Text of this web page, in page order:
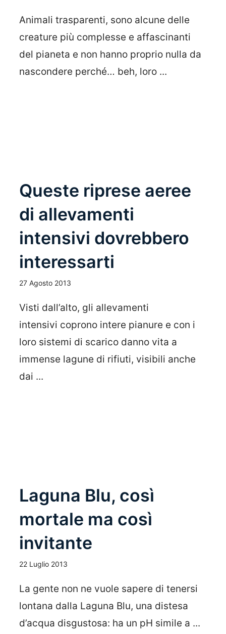
Animali trasparenti, sono alcune delle
creature più complesse e affascinanti
del pianeta e non hanno proprio nulla da
nascondere perché… beh, loro ...
Queste riprese aeree
di allevamenti
intensivi dovrebbero
interessarti
27 Agosto 2013
Visti dall’alto, gli allevamenti
intensivi coprono intere pianure e con i
loro sistemi di scarico danno vita a
immense lagune di rifiuti, visibili anche
dai ...
Laguna Blu, così
mortale ma così
invitante
22 Luglio 2013
La gente non ne vuole sapere di tenersi
lontana dalla Laguna Blu, una distesa
d’acqua disgustosa: ha un pH simile a ...